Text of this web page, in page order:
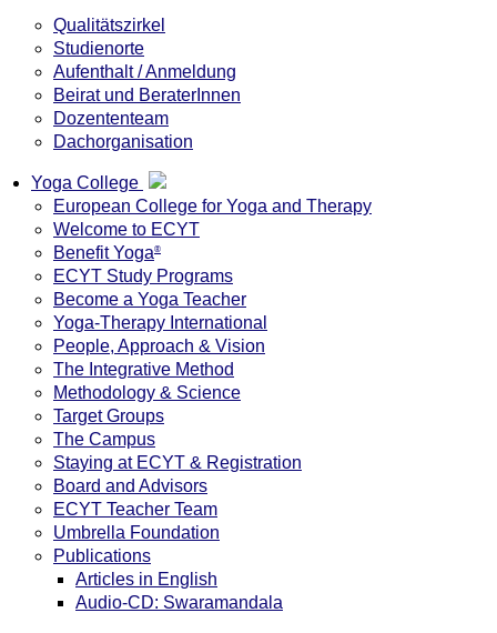
Qualitätszirkel
Studienorte
Aufenthalt / Anmeldung
Beirat und BeraterInnen
Dozententeam
Dachorganisation
Yoga College
European College for Yoga and Therapy
Welcome to ECYT
Benefit Yoga®
ECYT Study Programs
Become a Yoga Teacher
Yoga-Therapy International
People, Approach & Vision
The Integrative Method
Methodology & Science
Target Groups
The Campus
Staying at ECYT & Registration
Board and Advisors
ECYT Teacher Team
Umbrella Foundation
Publications
Articles in English
Audio-CD: Swaramandala